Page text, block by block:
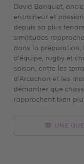
David Banquet,
entraineur et
depuis sa plus
similitudes
dans la préparation,
d’équipe, rugby et
saison, entre les
d’Arcachon et les
démontrer que
rapprochent bien
UNE